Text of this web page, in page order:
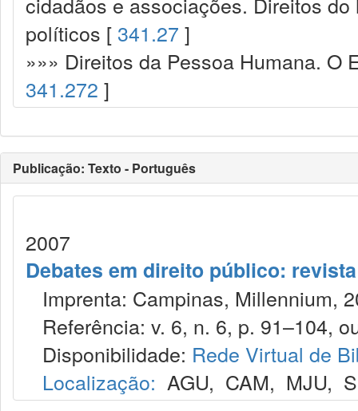
políticos [ 341.27 ]
»»» Direitos da Pessoa Humana.
341.272 ]
Publicação: Texto - Português
2007
Debates em direito público:
Imprenta: Campinas, Millennium,
Referência: v. 6, n. 6, p. 91–104,
Disponibilidade: Rede Virtual de
Localização: AGU, CAM, MJU,